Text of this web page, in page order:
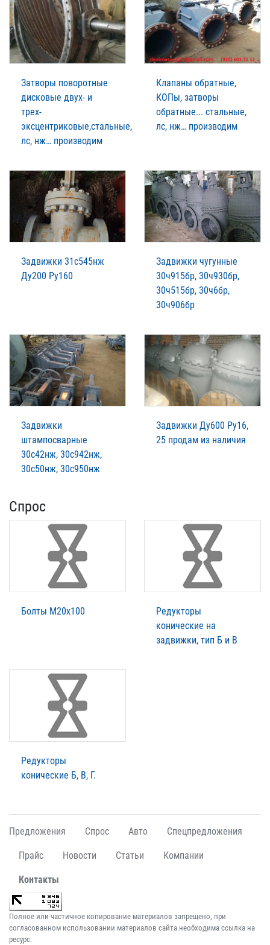
Затворы поворотные
дисковые двух- и
трех-
эксцентриковые,стальные,
лс, нж… производим
Клапаны обратные,
КОПы, затворы
обратные... стальные,
лс, нж… производим
Задвижки 31с545нж
Ду200 Ру160
Задвижки чугунные
30ч915бр, 30ч930бр,
30ч515бр, 30ч6бр,
30ч906бр
Задвижки
штампосварные
30с42нж, 30с942нж,
30с50нж, 30с950нж
Задвижки Ду600 Ру16,
25 продам из наличия
Спрос
Болты М20х100
Редукторы
конические на
задвижки, тип Б и В
Редукторы
конические Б, В, Г.
Предложения Спрос Авто Спецпредложения
Прайс Новости Статьи Компании
Контакты
Полное или частичное копирование материалов запрещено, при
согласованном использовании материалов сайта необходима ссылка на
ресурс.